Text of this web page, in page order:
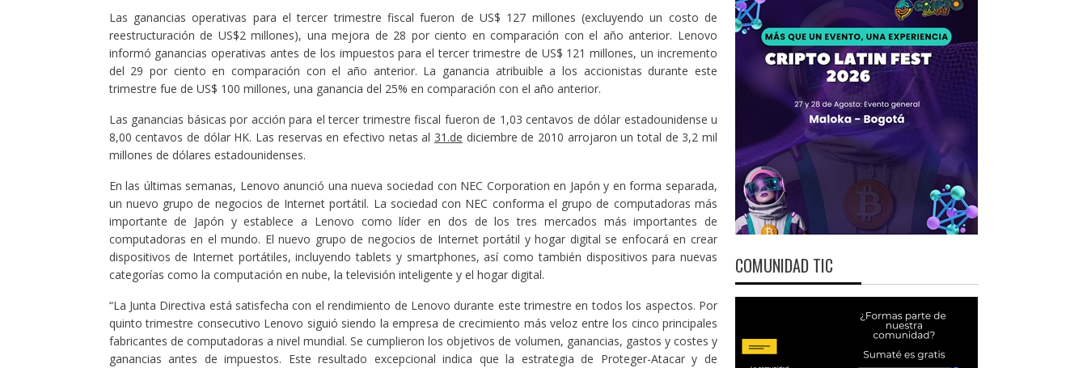
Las ganancias operativas para el tercer trimestre fiscal fueron de US$ 127 millones (excluyendo un costo de
reestructuración de US$2 millones), una mejora de 28 por ciento en comparación con el año anterior. Lenovo
informó ganancias operativas antes de los impuestos para el tercer trimestre de US$ 121 millones, un incremento
del 29 por ciento en comparación con el año anterior. La ganancia atribuible a los accionistas durante este
trimestre fue de US$ 100 millones, una ganancia del 25% en comparación con el año anterior.
Las ganancias básicas por acción para el tercer trimestre fiscal fueron de 1,03 centavos de dólar estadounidense u
8,00 centavos de dólar HK. Las reservas en efectivo netas al 31.de diciembre de 2010 arrojaron un total de 3,2 mil
millones de dólares estadounidenses.
En las últimas semanas, Lenovo anunció una nueva sociedad con NEC Corporation en Japón y en forma separada,
un nuevo grupo de negocios de Internet portátil. La sociedad con NEC conforma el grupo de computadoras más
importante de Japón y establece a Lenovo como líder en dos de los tres mercados más importantes de
computadoras en el mundo. El nuevo grupo de negocios de Internet portátil y hogar digital se enfocará en crear
dispositivos de Internet portátiles, incluyendo tablets y smartphones, así como también dispositivos para nuevas
categorías como la computación en nube, la televisión inteligente y el hogar digital.
“La Junta Directiva está satisfecha con el rendimiento de Lenovo durante este trimestre en todos los aspectos. Por
quinto trimestre consecutivo Lenovo siguió siendo la empresa de crecimiento más veloz entre los cinco principales
fabricantes de computadoras a nivel mundial. Se cumplieron los objetivos de volumen, ganancias, gastos y costes y
ganancias antes de impuestos. Este resultado excepcional indica que la estrategia de Proteger-Atacar y de
COMUNIDAD TIC